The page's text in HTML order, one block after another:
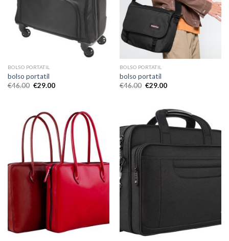
BOLSO PORTATIL
bolso portatil
€46.00 €29.00
BOLSO PORTATIL
bolso portatil
€46.00 €29.00